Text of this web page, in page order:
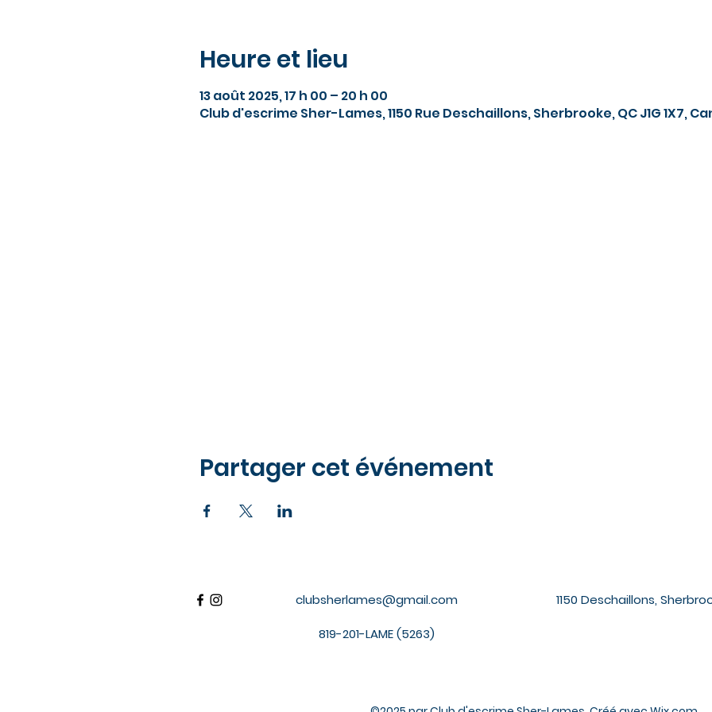
Heure et lieu
13 août 2025, 17 h 00 – 20 h 00
Club d'escrime Sher-Lames, 1150 Rue Deschaillons, Sherbrooke, QC J1G 1X7,
Partager cet événement
clubsherlames@gmail.com 1150 Deschaillons,
819-201-LAME (5263)